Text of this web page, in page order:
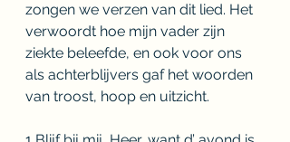
zongen we verzen van dit lied. Het
verwoordt hoe mijn vader zijn
ziekte beleefde, en ook voor ons
als achterblijvers gaf het woorden
van troost, hoop en uitzicht.